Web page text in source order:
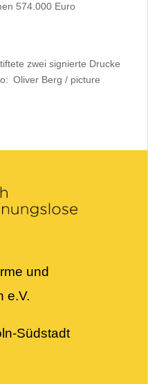
574.000 Euro
zwei signierte Drucke
Oliver Berg / picture
und
e.V.
Südstadt